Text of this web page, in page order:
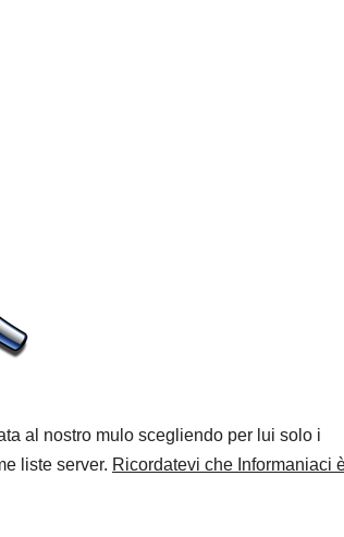
al nostro mulo scegliendo per lui solo i
liste server. Ricordatevi che Informaniaci